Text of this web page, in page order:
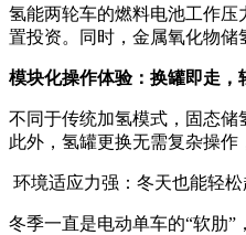
氢能两轮车的燃料电池工作压
置投资。同时，金属氧化物储
模块化操作体验：换罐即走，
不同于传统加氢模式，固态储
此外，氢罐更换无需复杂操
环境适应力强：冬天也能轻
冬季一直是电动单车的“软肋